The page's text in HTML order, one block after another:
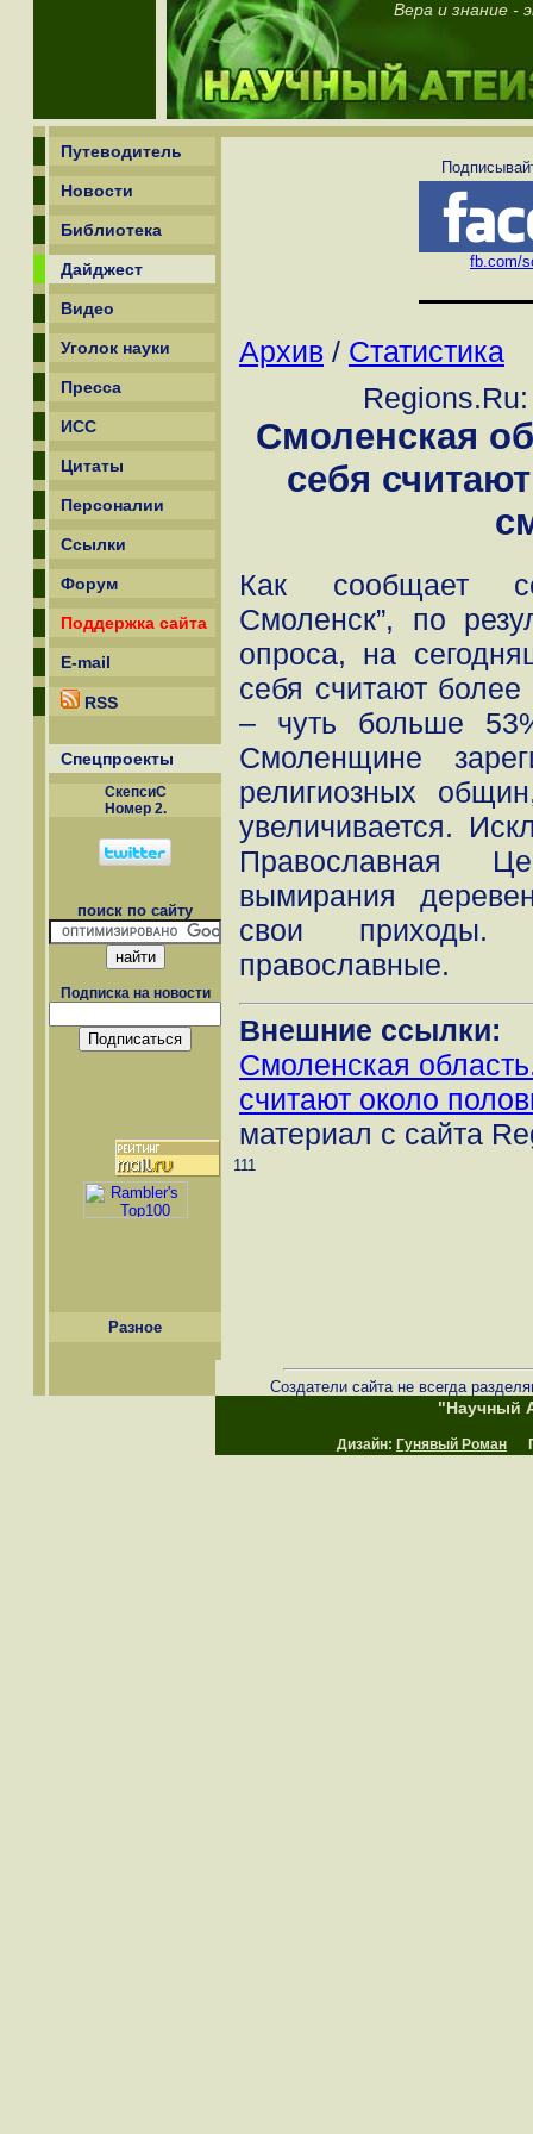
Вера и знание -
Путеводитель
Новости
Библиотека
Дайджест
Видео
Уголок науки
Пресса
ИСС
Цитаты
Персоналии
Ссылки
Форум
Поддержка сайта
E-mail
RSS
Спецпроекты
СкепсиС
Номер 2.
поиск по сайту
Подписка на новости
Разное
fb.com/
Архив / Статистика
Смоленская
себя
Как сообщает
Смоленск”, по
опроса, на
себя считают
– чуть больше
Смоленщине
религиозных
увеличивается.
Православная
вымирания
свои
православные.
Внешние ссылки:
Смоленская
считают около
материал с сайта
111
Создатели сайта не всегда
"Научный
Дизайн: Гунявый Роман